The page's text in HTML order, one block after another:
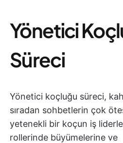
Yönetici
Süreci
Yönetici koçluğu süreci,
sıradan sohbetlerin çok
yetenekli bir koçun iş
rollerinde büyümelerine ve